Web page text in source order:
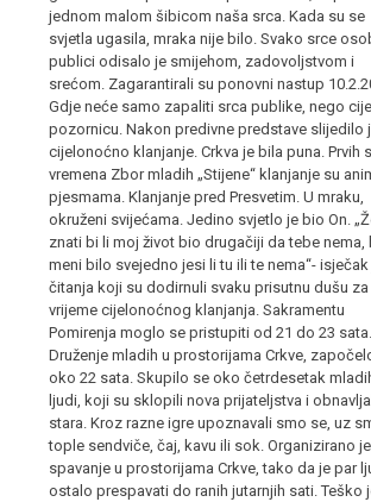
jednom malom šibicom naša srca. Kada su se
svjetla ugasila, mraka nije bilo. Svako srce
publici odisalo je smijehom, zadovoljstvom i
srećom. Zagarantirali su ponovni nastup
Gdje neće samo zapaliti srca publike, nego
pozornicu. Nakon predivne predstave slijedilo
cijelonoćno klanjanje. Crkva je bila puna. Prvih
vremena Zbor mladih „Stijene“ klanjanje su
pjesmama. Klanjanje pred Presvetim. U mraku,
okruženi svijećama. Jedino svjetlo je bio On.
znati bi li moj život bio drugačiji da tebe nema,
meni bilo svejedno jesi li tu ili te nema“-
čitanja koji su dodirnuli svaku prisutnu dušu za
vrijeme cijelonoćnog klanjanja. Sakramentu
Pomirenja moglo se pristupiti od 21 do 23 sata.
Druženje mladih u prostorijama Crkve,
oko 22 sata. Skupilo se oko četrdesetak
ljudi, koji su sklopili nova prijateljstva i
stara. Kroz razne igre upoznavali smo se, uz
tople sendviče, čaj, kavu ili sok. Organizirano
spavanje u prostorijama Crkve, tako da je par
ostalo prespavati do ranih jutarnjih sati. Teško